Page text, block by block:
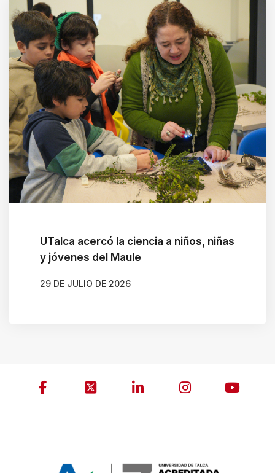
UTalca acercó la ciencia a niños, niñas
y jóvenes del Maule
29 DE JULIO DE 2026